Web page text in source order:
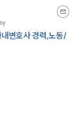
변호사 경력,노동/